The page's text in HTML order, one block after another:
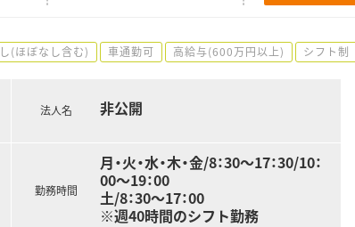
(ほぼなし含む) 車通勤可 高給与(600万円以上) シフト制
法人名 非公開
勤務時間
月・火・水・木・金/8：30～17：30/10：
00～19：00
土/8：30～17：00
※週40時間のシフト勤務